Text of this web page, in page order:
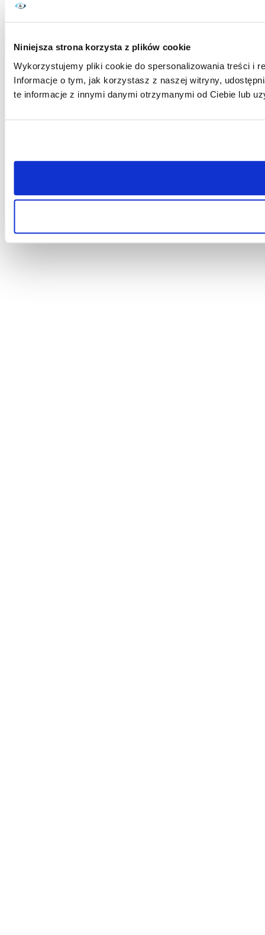
Niniejsza strona korzysta z plików cookie
Wykorzystujemy pliki cookie do spersonalizowania treści i
Informacje o tym, jak korzystasz z naszej witryny,
te informacje z innymi danymi otrzymanymi od Ciebie lub